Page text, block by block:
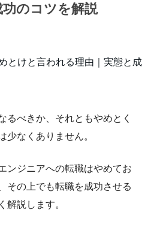
のコツを解説
るべきか、それともやめとく
少なくありません。
ンジニアへの転職はやめてお
その上でも転職を成功させる
解説します。